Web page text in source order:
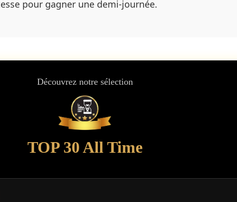
pour gagner une demi-journée.
Découvrez notre sélection
TOP 30 All Time